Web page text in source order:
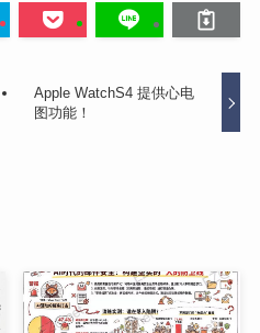
Apple WatchS4 提供心电
图功能！